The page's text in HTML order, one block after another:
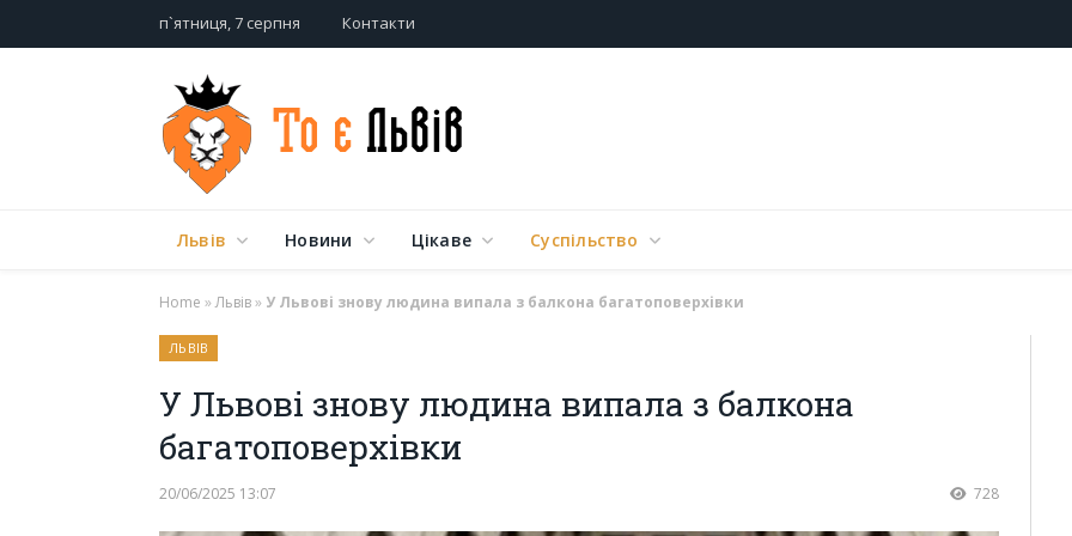
п`ятниця, 7 серпня Контакти
Львів Новини Цікаве Суспільство
Home »Львів» У Львові знову людина випала з балкона багатоповерхівки
ЛЬВІВ
У Львові знову людина випала з балкона
багатоповерхівки
20/06/2025 13:07 728